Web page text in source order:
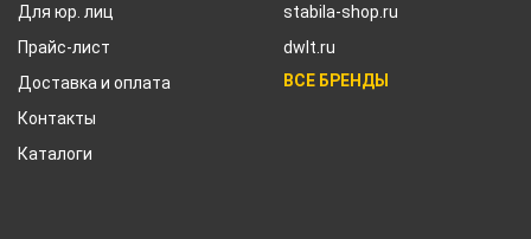
Для юр. лиц
Прайс-лист
Доставка и оплата
Контакты
Каталоги
stabila-shop.ru
dwlt.ru
ВСЕ БРЕНДЫ